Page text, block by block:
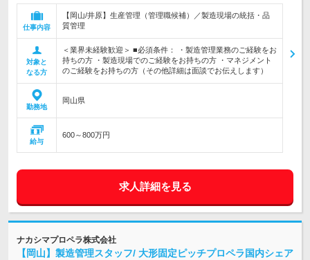
仕事内容
【岡山/井原】生産管理（管理職候補）／製造現場の統括・品
質管理
対象と
なる方
＜業界未経験歓迎＞ ■必須条件： ・製造管理業務のご経験をお
持ちの方 ・製造現場でのご経験をお持ちの方 ・マネジメント
のご経験をお持ちの方（その他詳細は面談でお伝えします）
勤務地
岡山県
給与
600～800万円
求人詳細を見る
ナカシマプロペラ株式会社
【岡山】製造管理スタッフ/ 大形固定ピッチプロペラ国内シェア